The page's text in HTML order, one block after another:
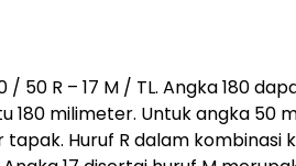
50 R – 17 M / TL. Angka 180
milimeter. Untuk angka 50
Huruf R dalam kombinasi